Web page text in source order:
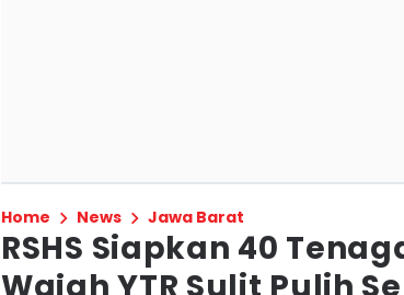
Home News Jawa Barat
RSHS Siapkan 40